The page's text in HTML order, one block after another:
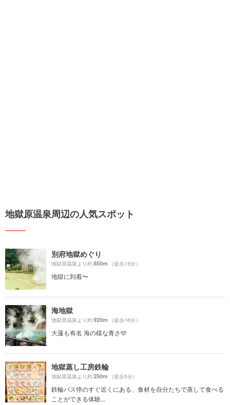
地獄原温泉周辺の人気スポット
別府地獄めぐり
地獄原温泉より約850m （徒歩15分）
地獄に到着〜
海地獄
地獄原温泉より約920m （徒歩16分）
大蓮も有名 海の様な青さ🩵
地獄蒸し工房鉄輪
地獄原温泉より約250m （徒歩5分）
鉄輪バス停のすぐ近くにある、食材を自分たちで蒸して食べる
ことができる体験...